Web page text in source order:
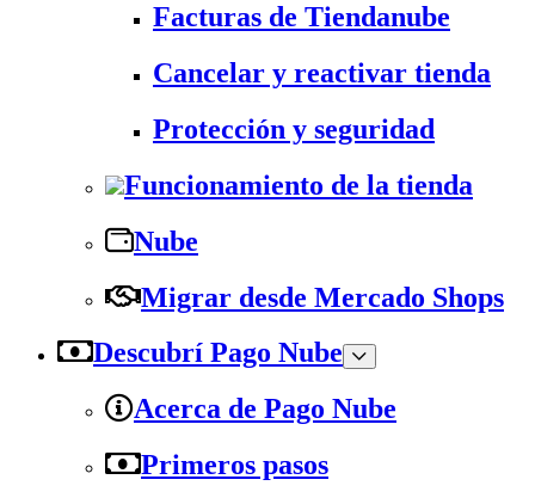
Facturas de Tiendanube
Cancelar y reactivar tienda
Protección y seguridad
Funcionamiento de la tienda
Nube
Migrar desde Mercado Shops
Descubrí Pago Nube
Acerca de Pago Nube
Primeros pasos